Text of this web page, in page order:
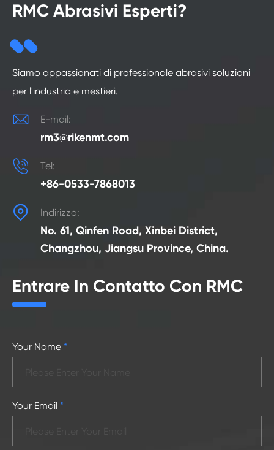
RMC Abrasivi Esperti?
Siamo appassionati di professionale abrasivi soluzioni
per l'industria e mestieri.
 E-mail:
rm3@rikenmt.com
 Tel:
+86-0533-7868013
 Indirizzo:
No. 61, Qinfen Road, Xinbei District,
Changzhou, Jiangsu Province, China.
Entrare In Contatto Con RMC
Your Name *
Your Email *